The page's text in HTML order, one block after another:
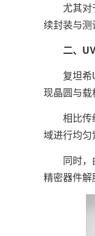
尤其对于
续封装与测
二、
复坦希
现晶圆与载
相比传统
域进行均匀
同时，由
精密器件解